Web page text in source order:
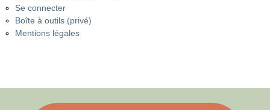
Se connecter
Boîte à outils (privé)
Mentions légales